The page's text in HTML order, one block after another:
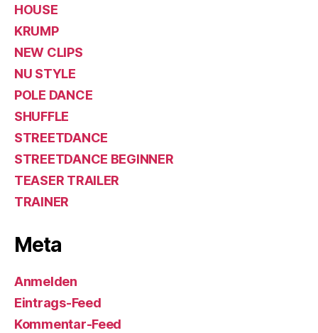
HOUSE
KRUMP
NEW CLIPS
NU STYLE
POLE DANCE
SHUFFLE
STREETDANCE
STREETDANCE BEGINNER
TEASER TRAILER
TRAINER
Meta
Anmelden
Eintrags-Feed
Kommentar-Feed